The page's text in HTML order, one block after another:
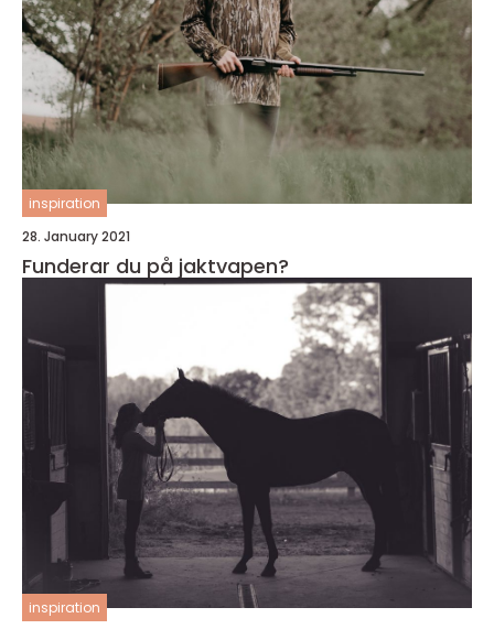
inspiration
28. January 2021
Funderar du på jaktvapen?
inspiration